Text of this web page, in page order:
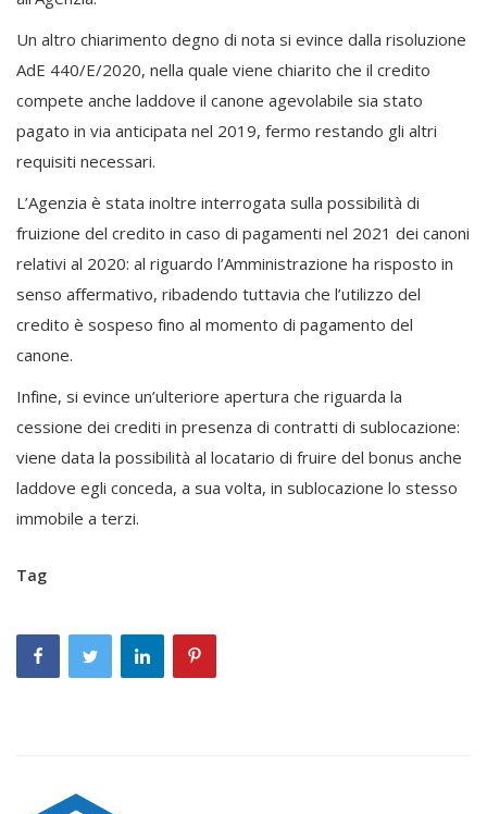
Un altro chiarimento degno di nota si evince dalla risoluzione
AdE 440/E/2020, nella quale viene chiarito che il credito
compete anche laddove il canone agevolabile sia stato
pagato in via anticipata nel 2019, fermo restando gli altri
requisiti necessari.
L’Agenzia è stata inoltre interrogata sulla possibilità di
fruizione del credito in caso di pagamenti nel 2021 dei canoni
relativi al 2020: al riguardo l’Amministrazione ha risposto in
senso affermativo, ribadendo tuttavia che l’utilizzo del
credito è sospeso fino al momento di pagamento del
canone.
Infine, si evince un’ulteriore apertura che riguarda la
cessione dei crediti in presenza di contratti di sublocazione:
viene data la possibilità al locatario di fruire del bonus anche
laddove egli conceda, a sua volta, in sublocazione lo stesso
immobile a terzi.
Tag